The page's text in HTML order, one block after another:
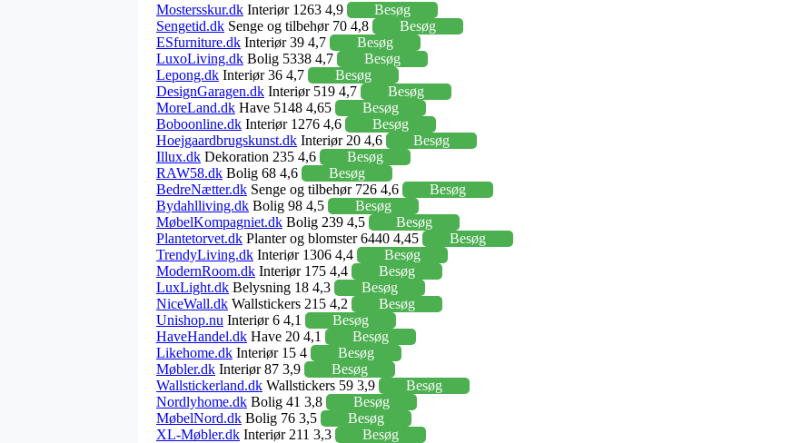
Mostersskur.dk Interiør 1263 4,9
Besøg
Sengetid.dk Senge og tilbehør 70 4,8
Besøg
ESfurniture.dk Interiør 39 4,7
Besøg
LuxoLiving.dk Bolig 5338 4,7
Besøg
Lepong.dk Interiør 36 4,7
Besøg
DesignGaragen.dk Interiør 519 4,7
Besøg
MoreLand.dk Have 5148 4,65
Besøg
Boboonline.dk Interiør 1276 4,6
Besøg
Hoejgaardbrugskunst.dk Interiør 20 4,6
Besøg
Illux.dk Dekoration 235 4,6
Besøg
RAW58.dk Bolig 68 4,6
Besøg
BedreNætter.dk Senge og tilbehør 726 4,6
Besøg
Bydahlliving.dk Bolig 98 4,5
Besøg
MøbelKompagniet.dk Bolig 239 4,5
Besøg
Plantetorvet.dk Planter og blomster 6440 4,45
Besøg
TrendyLiving.dk Interiør 1306 4,4
Besøg
ModernRoom.dk Interiør 175 4,4
Besøg
LuxLight.dk Belysning 18 4,3
Besøg
NiceWall.dk Wallstickers 215 4,2
Besøg
Unishop.nu Interiør 6 4,1
Besøg
HaveHandel.dk Have 20 4,1
Besøg
Likehome.dk Interiør 15 4
Besøg
Møbler.dk Interiør 87 3,9
Besøg
Wallstickerland.dk Wallstickers 59 3,9
Besøg
Nordlyhome.dk Bolig 41 3,8
Besøg
MøbelNord.dk Bolig 76 3,5
Besøg
XL-Møbler.dk Interiør 211 3,3
Besøg